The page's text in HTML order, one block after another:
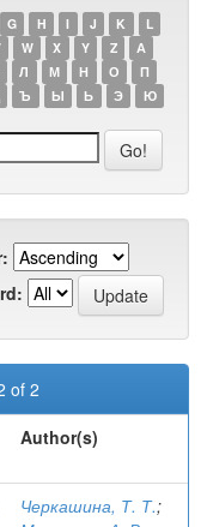
G H I J K
L
W X Y Z
А
Л М Н О
П
Ъ Ы Ь Э
Ю
of 2
Author(s)
Черкашина, Т. Т.;